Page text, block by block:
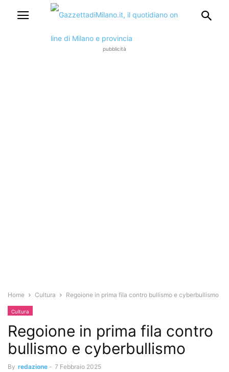
pubblicità
Home Cultura Regoione in prima fila contro bullismo e cyberbullismo
Cultura
Regoione in prima fila contro
bullismo e cyberbullismo
By redazione - 7 Febbraio 2025